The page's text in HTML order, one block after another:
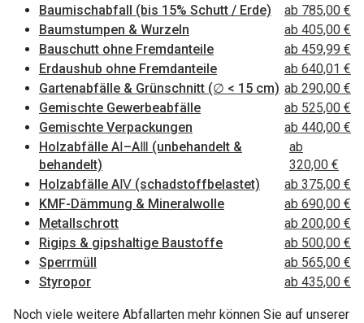
Baumischabfall (bis 15% Schutt / Erde)
ab 785,00 €
Baumstumpen & Wurzeln
ab 405,00 €
Bauschutt ohne Fremdanteile
ab 459,99 €
Erdaushub ohne Fremdanteile
ab 640,01 €
Gartenabfälle & Grünschnitt (∅ < 15 cm) ab 290,00 €
Gemischte Gewerbeabfälle
ab 525,00 €
Gemischte Verpackungen
ab 440,00 €
Holzabfälle AⅠ–AⅢ (unbehandelt &
behandelt)
ab
320,00 €
Holzabfälle AⅣ (schadstoffbelastet)
ab 375,00 €
KMF-Dämmung & Mineralwolle
ab 690,00 €
Metallschrott
ab 200,00 €
Rigips & gipshaltige Baustoffe
ab 500,00 €
Sperrmüll
ab 565,00 €
Styropor
ab 435,00 €
Noch viele weitere Abfallarten mehr können Sie auf unserer